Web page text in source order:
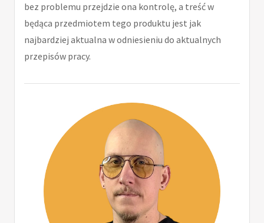
bez problemu przejdzie ona kontrolę, a treść w
będąca przedmiotem tego produktu jest jak
najbardziej aktualna w odniesieniu do aktualnych
przepisów pracy.